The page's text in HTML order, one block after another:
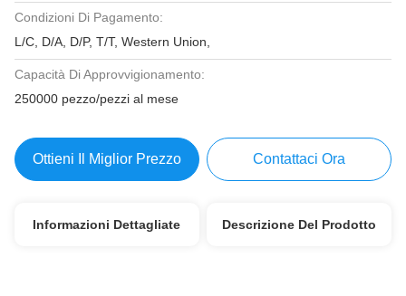
Condizioni Di Pagamento:
L/C, D/A, D/P, T/T, Western Union,
Capacità Di Approvvigionamento:
250000 pezzo/pezzi al mese
Ottieni Il Miglior Prezzo Contattaci Ora
Informazioni Dettagliate Descrizione Del Prodotto